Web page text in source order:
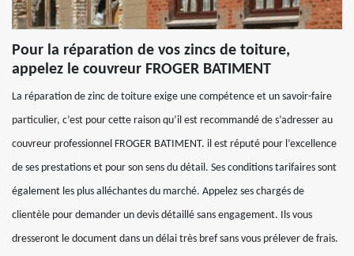
Pour la réparation de vos zincs de toiture,
appelez le couvreur FROGER BATIMENT
La réparation de zinc de toiture exige une compétence et un savoir-faire
particulier, c’est pour cette raison qu’il est recommandé de s’adresser au
couvreur professionnel FROGER BATIMENT. il est réputé pour l’excellence
de ses prestations et pour son sens du détail. Ses conditions tarifaires sont
également les plus alléchantes du marché. Appelez ses chargés de
clientèle pour demander un devis détaillé sans engagement. Ils vous
dresseront le document dans un délai très bref sans vous prélever de frais.